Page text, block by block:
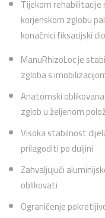
Tijekom
korjenskom zglobu
konačnici fiksacijski
ManuRhizoLoc je
zgloba s
Anatomski
zglob u željenom
Visoka stabilnost
prilagoditi po duljini
Zahvaljujući
oblikovati
Ograničenje